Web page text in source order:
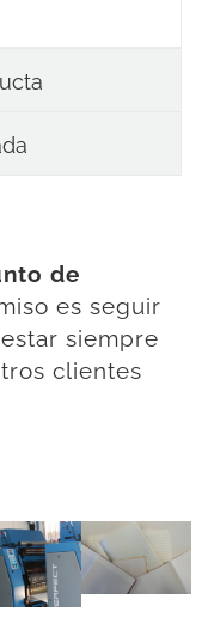
de
es seguir
siempre
clientes